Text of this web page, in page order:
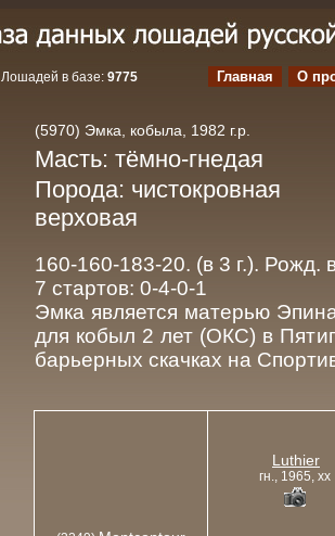
Лошадей в базе: 9775 Главная О
(5970) Эмка, кобыла, 1982 г.р.
Масть: тёмно-гнедая
Порода: чистокровная
верховая
160-160-183-20. (в 3 г.). Рожд.
7 стартов: 0-4-0-1
Эмка является матерью
для кобыл 2 лет (ОКС) в
барьерных скачках на
Luthier
гн., 1965, xx